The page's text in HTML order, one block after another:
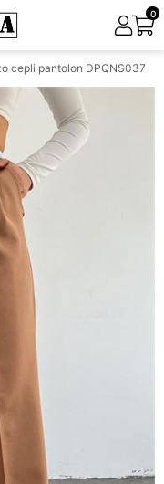
0
cepli pantolon DPQNS037